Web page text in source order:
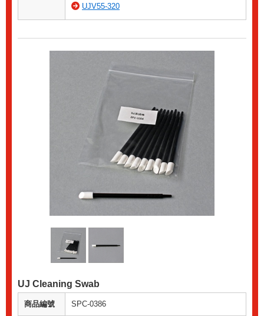
UJV55-320
UJ Cleaning Swab
商品編號 SPC-0386